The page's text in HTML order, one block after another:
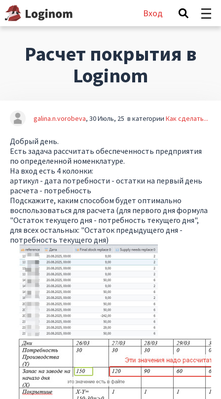
Вход
Расчет покрытия в
Loginom
galina.n.vorobeva 30 Июль, 25 в категории Как сделать...
Добрый день.
Есть задача рассчитать обеспеченность предприятия
по определенной номенклатуре.
На вход есть 4 колонки:
артикул - дата потребности - остатки на первый день
расчета - потребность
Подскажите, каким способом будет оптимально
воспользоваться для расчета (для первого дня формула
"Остаток текущего дня - потребность текущего дня",
для всех остальных: "Остаток предыдущего дня -
потребность текущего дня)